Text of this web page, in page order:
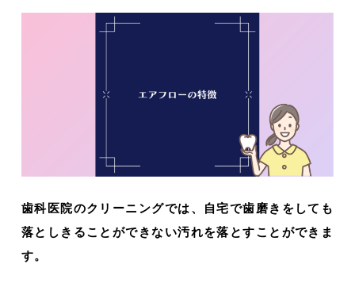
歯科医院のクリーニングでは、自宅で歯磨きをしても
落としきることができない汚れを落とすことができま
す。